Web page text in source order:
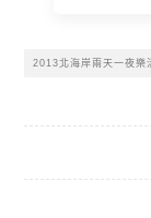
2013北海岸兩天一夜樂